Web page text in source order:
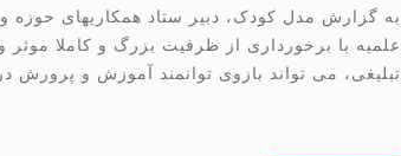
به گزارش مدل کودک، دبیر ستاد همکاریهای
تبلیغی، می‎ تواند بازوی توانمند آموزش و پرورش در […]